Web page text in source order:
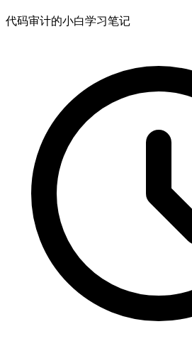
代码审计的小白学习笔记